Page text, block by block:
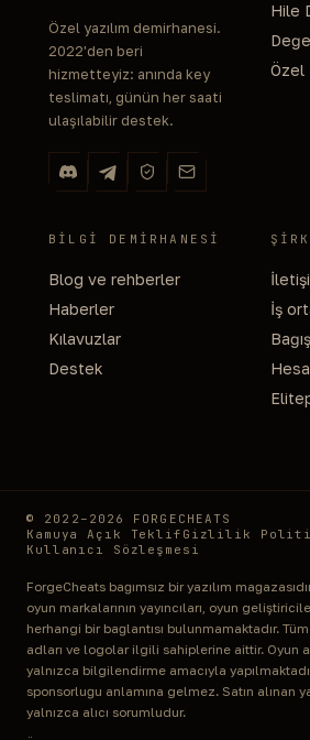
Özel yazılım demirhanesi.
2022'den beri
hizmetteyiz: anında key
teslimatı, günün her saati
ulaşılabilir destek.
Hile
Özel
BILGI DEMIRHANESI
Blog ve rehberler
Haberler
Kılavuzlar
Destek
İş
Bağış
© 2022–2026 FORGECHEATS
Kamuya Açık Teklif Gizlilik
Kullanıcı Sözleşmesi
ForgeCheats bağımsız bir yazılım
oyun markalarının yayıncıları, oyun
herhangi bir bağlantısı bulunmamaktadır.
adları ve logolar ilgili sahiplerine aittir. Oyun
yalnızca bilgilendirme amacıyla
sponsorluğu anlamına gelmez. Satın alınan
yalnızca alıcı sorumludur.